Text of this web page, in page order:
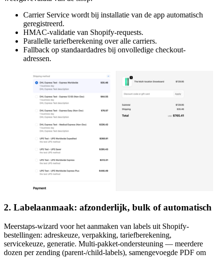
Carrier Service wordt bij installatie van de app automatisch
geregistreerd.
HMAC-validatie van Shopify-requests.
Parallelle tariefberekening over alle carriers.
Fallback op standaardadres bij onvolledige checkout-
adressen.
2. Labelaanmaak: afzonderlijk, bulk of automatisch
Meerstaps-wizard voor het aanmaken van labels uit Shopify-
bestellingen: adreskeuze, verpakking, tariefberekening,
servicekeuze, generatie. Multi-pakket-ondersteuning — meerdere
dozen per zending (parent-/child-labels), samengevoegde PDF om